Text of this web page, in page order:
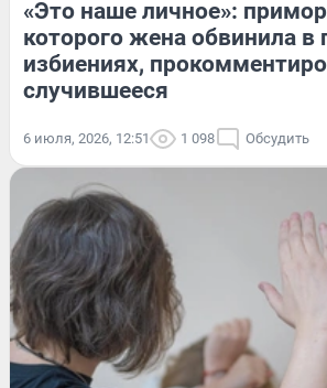
«Это наше личное»:
которого жена обвинила в
избиениях,
случившееся
6 июля, 2026, 12:51 1 098 Обсудить